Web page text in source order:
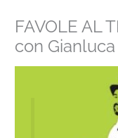
FAVOLE AL
con